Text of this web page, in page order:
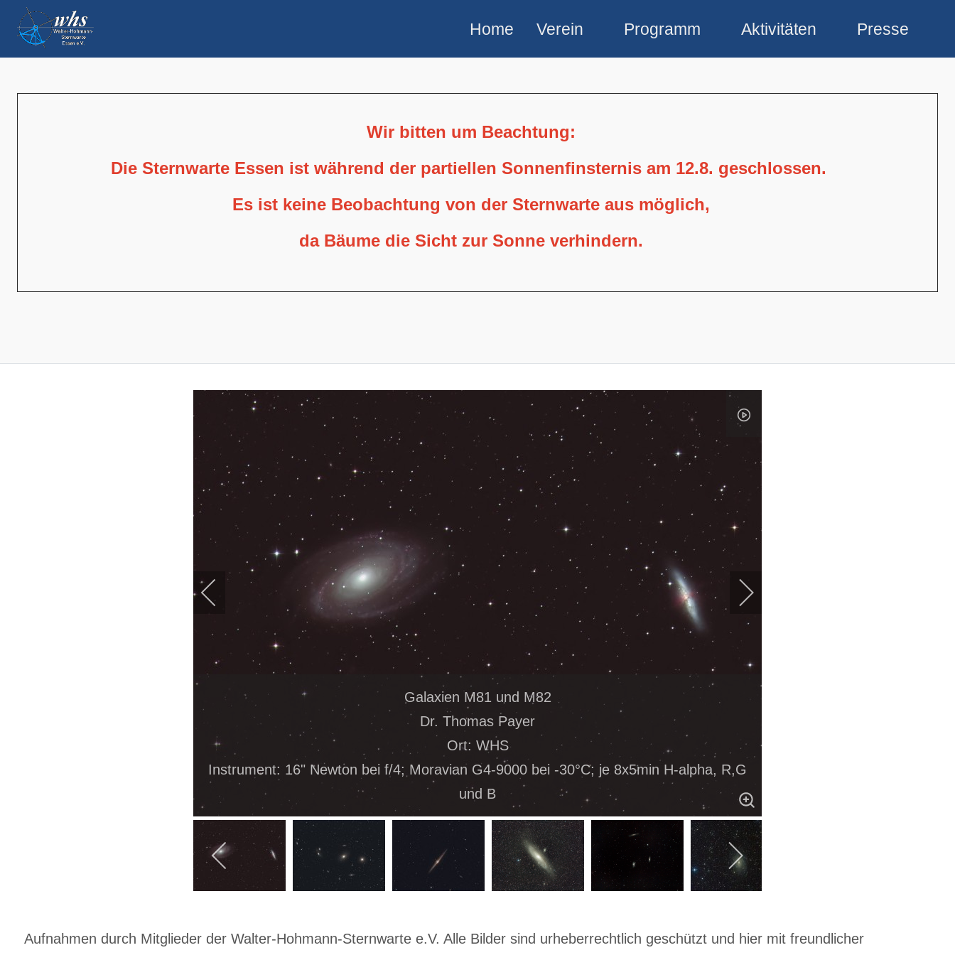
Home Verein Programm Aktivitäten Presse
Wir bitten um Beachtung:
Die Sternwarte Essen ist während der partiellen Sonnenfinsternis am 12.8. geschlossen.
Es ist keine Beobachtung von der Sternwarte aus möglich,
da Bäume die Sicht zur Sonne verhindern.
Galaxien M81 und M82
Dr. Thomas Payer
Ort: WHS
Instrument: 16" Newton bei f/4; Moravian G4-9000 bei -30°C; je 8x5min H-alpha, R,G
und B
Aufnahmen durch Mitglieder der Walter-Hohmann-Sternwarte e.V. Alle Bilder sind urheberrechtlich geschützt und hier mit freundlicher